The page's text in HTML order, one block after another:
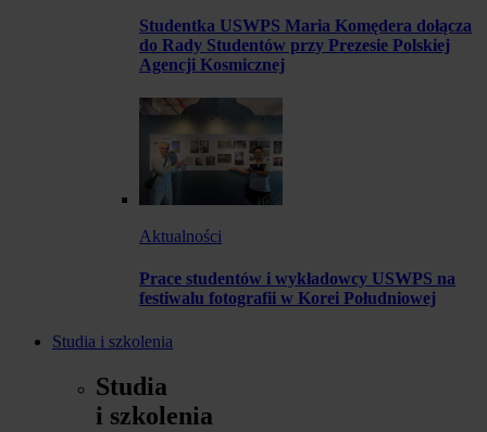
Studentka USWPS Maria Komędera dołącza
do Rady Studentów przy Prezesie Polskiej
Agencji Kosmicznej
Aktualności
Prace studentów i wykładowcy USWPS na
festiwalu fotografii w Korei Południowej
Studia i szkolenia
Studia
i szkolenia